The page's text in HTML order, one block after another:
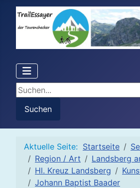
Suchen...
Suchen
Aktuelle Seite: Startseite
Region / Art
Landsberg
Hl. Kreuz Landsberg
Johann Baptist Baader